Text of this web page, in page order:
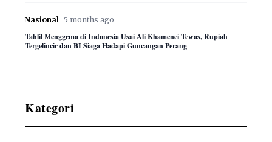
Nasional 5 months ago
Tahlil Menggema di Indonesia Usai Ali Khamenei Tewas, Rupiah
Tergelincir dan BI Siaga Hadapi Guncangan Perang
Kategori